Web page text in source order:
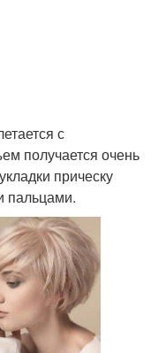
с
получается очень
прическу
пальцами.